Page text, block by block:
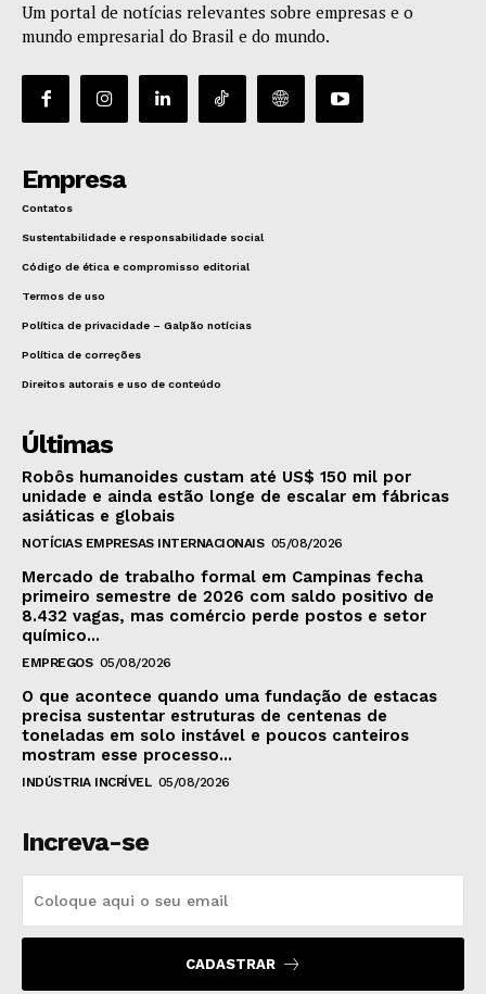
Um portal de notícias relevantes sobre empresas e o
mundo empresarial do Brasil e do mundo.
Empresa
Contatos
Sustentabilidade e responsabilidade social
Código de ética e compromisso editorial
Termos de uso
Política de privacidade – Galpão notícias
Política de correções
Direitos autorais e uso de conteúdo
Últimas
Robôs humanoides custam até US$ 150 mil por
unidade e ainda estão longe de escalar em fábricas
asiáticas e globais
NOTÍCIAS EMPRESAS INTERNACIONAIS 05/08/2026
Mercado de trabalho formal em Campinas fecha
primeiro semestre de 2026 com saldo positivo de
8.432 vagas, mas comércio perde postos e setor
químico...
EMPREGOS 05/08/2026
O que acontece quando uma fundação de estacas
precisa sustentar estruturas de centenas de
toneladas em solo instável e poucos canteiros
mostram esse processo...
INDÚSTRIA INCRÍVEL 05/08/2026
Increva-se
CADASTRAR